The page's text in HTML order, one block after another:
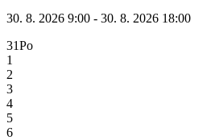
30. 8. 2026 9:00 - 30. 8. 2026 18:00
31Po
1
2
3
4
5
6